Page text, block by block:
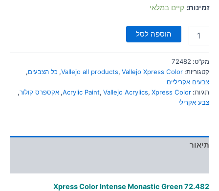
font_download סמן קישורים זמינות: קיים במלאי
הוספה לסל
מק"ט: 72482
קטגוריות:
Vallejo all products, Vallejo Xpress Color
, כל הצבעים,
צבעים אקריליים
תגיות:
Acrylic Paint, Vallejo Acrylics, Xpress Color
, אקספרס קולור,
צבע אקרילי
תיאור
Xpress Color Intense Monastic Green72.482